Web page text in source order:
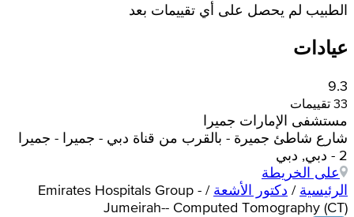
الطبيب لم يحصل على أي تقييمات بعد
عيادات
9.3
33 تقييمات
مستشفى الإمارات جميرا
شارع شاطئ جميرة - بالقرب من قناة دبي - جميرا - جميرا
2 - دبي, دبي
على الخريطة
الرئيسية / دكتور الأشعة /
Emirates Hospitals Group -
Jumeirah-- Computed Tomography (CT)